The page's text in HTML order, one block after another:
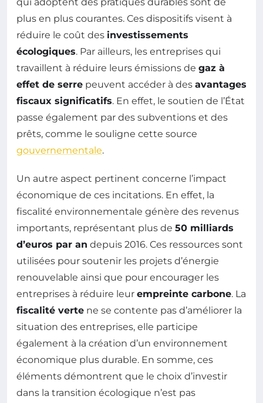
plus en plus courantes. Ces dispositifs visent à
réduire le coût des investissements
écologiques. Par ailleurs, les entreprises qui
travaillent à réduire leurs émissions de gaz à
effet de serre peuvent accéder à des avantages
fiscaux significatifs. En effet, le soutien de l’État
passe également par des subventions et des
prêts, comme le souligne cette source
gouvernementale.
Un autre aspect pertinent concerne l’impact
économique de ces incitations. En effet, la
fiscalité environnementale génère des revenus
importants, représentant plus de 50 milliards
d’euros par an depuis 2016. Ces ressources sont
utilisées pour soutenir les projets d’énergie
renouvelable ainsi que pour encourager les
entreprises à réduire leur empreinte carbone. La
fiscalité verte ne se contente pas d’améliorer la
situation des entreprises, elle participe
également à la création d’un environnement
économique plus durable. En somme, ces
éléments démontrent que le choix d’investir
dans la transition écologique n’est pas